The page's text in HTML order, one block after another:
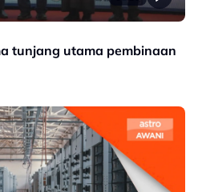
tunjang utama pembinaan